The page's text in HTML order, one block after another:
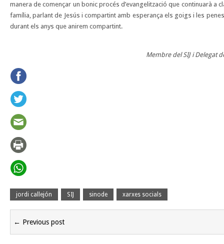
manera de començar un bonic procés d’evangelització que continuarà a
família, parlant de Jesús i compartint amb esperança els goigs i les
durant els anys que anirem compartint.
Membre del SIJ i Delegat
jordi callejón SIJ sinode xarxes socials
← Previous post